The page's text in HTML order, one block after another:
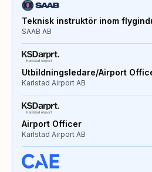
Teknisk instruktör inom
SAAB AB
Utbildningsledare/Airport
Karlstad Airport AB
Airport Officer
Karlstad Airport AB